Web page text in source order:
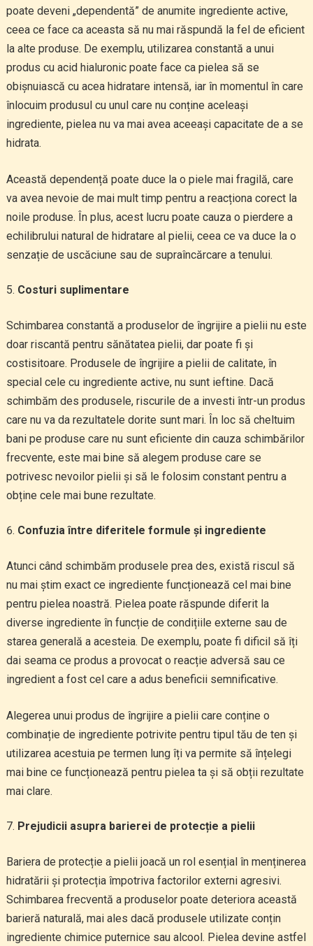
poate deveni „dependentă” de anumite ingrediente active,
ceea ce face ca aceasta să nu mai răspundă la fel de eficient
la alte produse. De exemplu, utilizarea constantă a unui
produs cu acid hialuronic poate face ca pielea să se
obișnuiască cu acea hidratare intensă, iar în momentul în care
înlocuim produsul cu unul care nu conține aceleași
ingrediente, pielea nu va mai avea aceeași capacitate de a se
hidrata.
Această dependență poate duce la o piele mai fragilă, care
va avea nevoie de mai mult timp pentru a reacționa corect la
noile produse. În plus, acest lucru poate cauza o pierdere a
echilibrului natural de hidratare al pielii, ceea ce va duce la o
senzație de uscăciune sau de supraîncărcare a tenului.
Costuri suplimentare
Schimbarea constantă a produselor de îngrijire a pielii nu este
doar riscantă pentru sănătatea pielii, dar poate fi și
costisitoare. Produsele de îngrijire a pielii de calitate, în
special cele cu ingrediente active, nu sunt ieftine. Dacă
schimbăm des produsele, riscurile de a investi într-un produs
care nu va da rezultatele dorite sunt mari. În loc să cheltuim
bani pe produse care nu sunt eficiente din cauza schimbărilor
frecvente, este mai bine să alegem produse care se
potrivesc nevoilor pielii și să le folosim constant pentru a
obține cele mai bune rezultate.
Confuzia între diferitele formule și ingrediente
Atunci când schimbăm produsele prea des, există riscul să
nu mai știm exact ce ingrediente funcționează cel mai bine
pentru pielea noastră. Pielea poate răspunde diferit la
diverse ingrediente în funcție de condițiile externe sau de
starea generală a acesteia. De exemplu, poate fi dificil să îți
dai seama ce produs a provocat o reacție adversă sau ce
ingredient a fost cel care a adus beneficii semnificative.
Alegerea unui produs de îngrijire a pielii care conține o
combinație de ingrediente potrivite pentru tipul tău de ten și
utilizarea acestuia pe termen lung îți va permite să înțelegi
mai bine ce funcționează pentru pielea ta și să obții rezultate
mai clare.
Prejudicii asupra barierei de protecție a pielii
Bariera de protecție a pielii joacă un rol esențial în menținerea
hidratării și protecția împotriva factorilor externi agresivi.
Schimbarea frecventă a produselor poate deteriora această
barieră naturală, mai ales dacă produsele utilizate conțin
ingrediente chimice puternice sau alcool. Pielea devine astfel